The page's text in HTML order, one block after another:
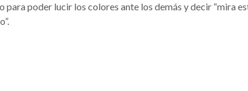
poder lucir los colores ante los demás y decir “mira